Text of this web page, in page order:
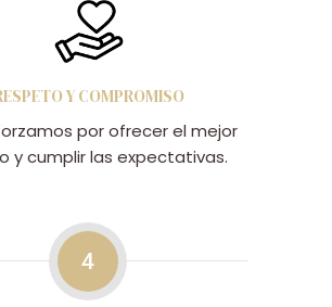
Y COMPROMISO
por ofrecer el mejor
y cumplir las expectativas.
4